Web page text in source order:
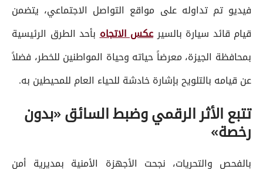
فيديو تم تداوله على مواقع التواصل الاجتماعي، يتضمن
قيام قائد سيارة بالسيرعكس الاتجاهبأحد الطرق الرئيسية
بمحافظة الجيزة، معرضاً حياته وحياة المواطنين للخطر، فضلاً
عن قيامه بالتلويح بإشارة خادشة للحياء العام للمحيطين به.
تتبع الأثر الرقمي وضبط السائق «بدون
رخصة»
بالفحص والتحريات، نجحت الأجهزة الأمنية بمديرية أمن